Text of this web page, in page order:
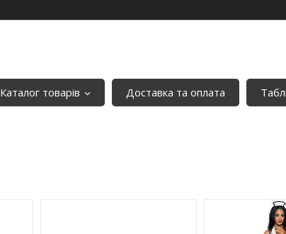
Каталог товарів Доставка та оплата